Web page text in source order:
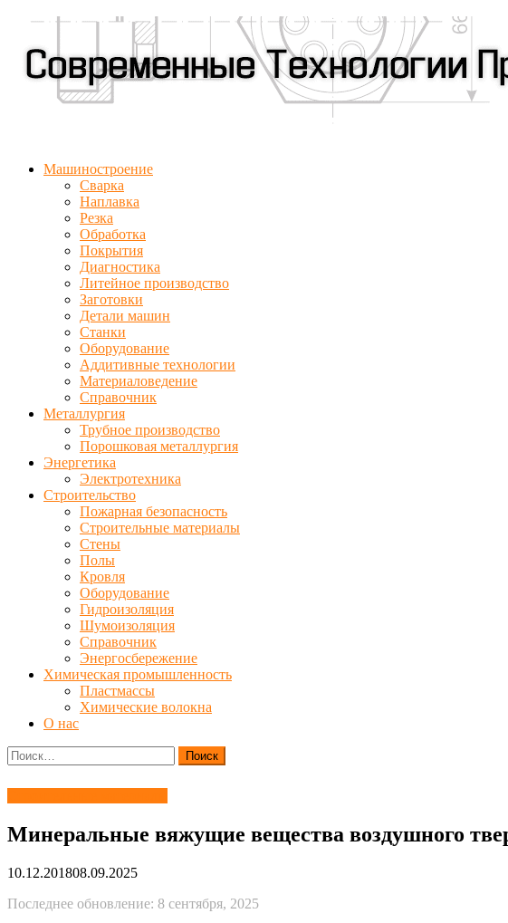
Машиностроение
Сварка
Наплавка
Резка
Обработка
Покрытия
Диагностика
Литейное производство
Заготовки
Детали машин
Станки
Оборудование
Аддитивные технологии
Материаловедение
Справочник
Металлургия
Трубное производство
Порошковая металлургия
Энергетика
Электротехника
Строительство
Пожарная безопасность
Строительные материалы
Стены
Полы
Кровля
Оборудование
Гидроизоляция
Шумоизоляция
Справочник
Энергосбережение
Химическая промышленность
Пластмассы
Химические волокна
О нас
Найти:
Минеральные вяжущие вещества воздушного
10.12.201808.09.2025
Последнее обновление: 8 сентября, 2025